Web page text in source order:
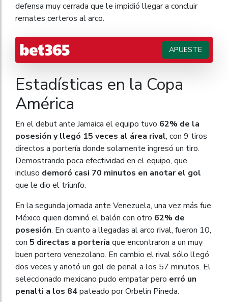
defensa muy cerrada que le impidió llegar a concluir
remates certeros al arco.
APUESTE
Estadísticas en la Copa
América
En el debut ante Jamaica el equipo tuvo 62% de la
posesión y llegó 15 veces al área rival, con 9 tiros
directos a portería donde solamente ingresó un tiro.
Demostrando poca efectividad en el equipo, que
incluso demoró casi 70 minutos en anotar el gol
que le dio el triunfo.
En la segunda jornada ante Venezuela, una vez más fue
México quien dominó el balón con otro 62% de
posesión. En cuanto a llegadas al arco rival, fueron 10,
con 5 directas a portería que encontraron a un muy
buen portero venezolano. En cambio el rival sólo llegó
dos veces y anotó un gol de penal a los 57 minutos. El
seleccionado mexicano pudo empatar pero erró un
penalti a los 84pateado por Orbelín Pineda.